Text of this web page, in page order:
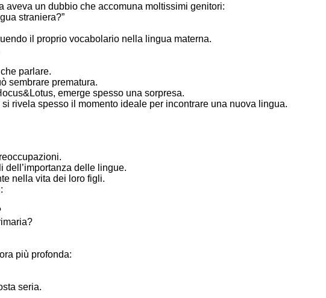
aveva un dubbio che accomuna moltissimi genitori:
straniera?”
il proprio vocabolario nella lingua materna.
parlare.
sembrare prematura.
emerge spesso una sorpresa.
rivela spesso il momento ideale per incontrare una nuova lingua.
dell’importanza delle lingue.
nella vita dei loro figli.
più profonda:
seria.